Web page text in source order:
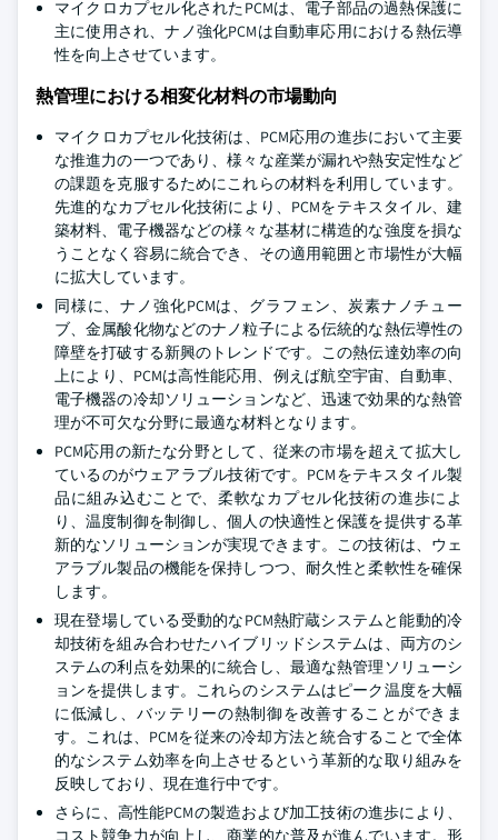
マイクロカプセル化されたPCMは、電子部品の過熱保護に
主に使用され、ナノ強化PCMは自動車応用における熱伝導
性を向上させています。
熱管理における相変化材料の市場動向
マイクロカプセル化技術は、PCM応用の進歩において主要
な推進力の一つであり、様々な産業が漏れや熱安定性など
の課題を克服するためにこれらの材料を利用しています。
先進的なカプセル化技術により、PCMをテキスタイル、建
築材料、電子機器などの様々な基材に構造的な強度を損な
うことなく容易に統合でき、その適用範囲と市場性が大幅
に拡大しています。
同様に、ナノ強化PCMは、グラフェン、炭素ナノチュー
ブ、金属酸化物などのナノ粒子による伝統的な熱伝導性の
障壁を打破する新興のトレンドです。この熱伝達効率の向
上により、PCMは高性能応用、例えば航空宇宙、自動車、
電子機器の冷却ソリューションなど、迅速で効果的な熱管
理が不可欠な分野に最適な材料となります。
PCM応用の新たな分野として、従来の市場を超えて拡大し
ているのがウェアラブル技術です。PCMをテキスタイル製
品に組み込むことで、柔軟なカプセル化技術の進歩によ
り、温度制御を制御し、個人の快適性と保護を提供する革
新的なソリューションが実現できます。この技術は、ウェ
アラブル製品の機能を保持しつつ、耐久性と柔軟性を確保
します。
現在登場している受動的なPCM熱貯蔵システムと能動的冷
却技術を組み合わせたハイブリッドシステムは、両方のシ
ステムの利点を効果的に統合し、最適な熱管理ソリューシ
ョンを提供します。これらのシステムはピーク温度を大幅
に低減し、バッテリーの熱制御を改善することができま
す。これは、PCMを従来の冷却方法と統合することで全体
的なシステム効率を向上させるという革新的な取り組みを
反映しており、現在進行中です。
さらに、高性能PCMの製造および加工技術の進歩により、
コスト競争力が向上し、商業的な普及が進んでいます。形